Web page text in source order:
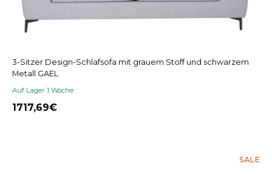
3-Sitzer Design-Schlafsofa mit grauem Stoff und schwarzem
Metall GAEL
Auf Lager 1 Woche
1717,69
SALE